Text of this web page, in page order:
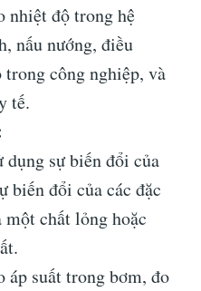
nhiệt độ trong hệ
nấu nướng, điều
công nghiệp, và
tế.
dụng sự biến đổi của
biến đổi của các đặc
chất lỏng hoặc
áp suất trong bơm, đo